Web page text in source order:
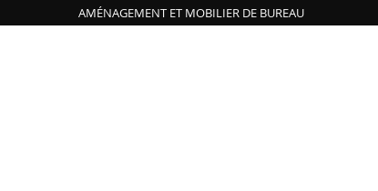
AMÉNAGEMENT ET MOBILIER DE BUREAU